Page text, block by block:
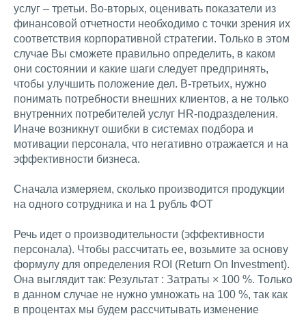
услуг – третьи. Во-вторых, оценивать показатели из
финансовой отчетности необходимо с точки зрения их
соответствия корпоративной стратегии. Только в этом
случае Вы сможете правильно определить, в каком
они состоянии и какие шаги следует предпринять,
чтобы улучшить положение дел. В-третьих, нужно
понимать потребности внешних клиентов, а не только
внутренних потребителей услуг HR-подразделения.
Иначе возникнут ошибки в системах подбора и
мотивации персонала, что негативно отражается и на
эффективности бизнеса.
Сначала измеряем, сколько производится продукции
на одного сотрудника и на 1 рубль ФОТ
Речь идет о производительности (эффективности
персонала). Чтобы рассчитать ее, возьмите за основу
формулу для определения ROI (Return On Investment).
Она выглядит так: Результат : Затраты × 100 %. Только
в данном случае не нужно умножать на 100 %, так как
в процентах мы будем рассчитывать изменение